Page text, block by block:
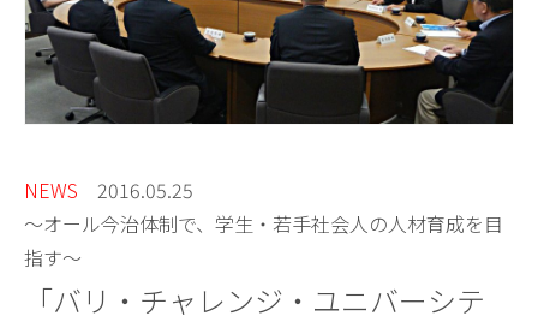
NEWS
2016.05.25
〜オール今治体制で、学生・若手社会人の人材育成を目
指す〜
「バリ・チャレンジ・ユニバーシテ